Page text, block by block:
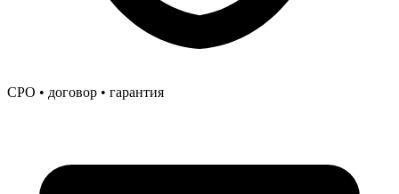
СРО • договор • гарантия